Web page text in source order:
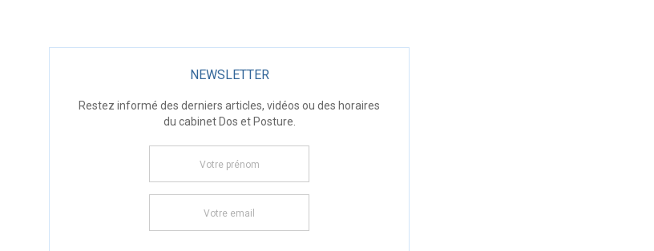
NEWSLETTER
Restez informé des derniers articles, vidéos ou des horaires
du cabinet Dos et Posture.